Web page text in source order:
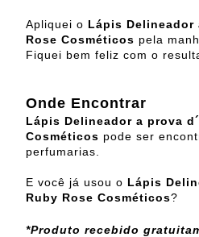
Apliquei o Lápis Delineador
Rose Cosméticos pela
Fiquei bem feliz com o
Onde Encontrar
Lápis Delineador a prova
Cosméticos pode ser
perfumarias.
E você já usou o Lápis
Ruby Rose Cosméticos?
*Produto recebido